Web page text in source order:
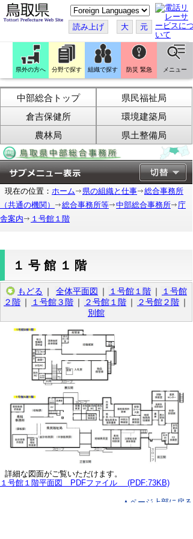
こ
の
ペ
ー
ジ
翻
訳
す
る
読み上げ 大 元
県外の方へ 分野で探す 組織で探す 防災 緊急 メニュー
中部総合トップ
県民福祉局
倉吉保健所
環境建築局
農林局
県土整備局
現在の位置： ホーム 県の組織と仕事
総合事務所
（共通の機関）
総合事務所等 中部総合事務所
庁
舎案内
１号館１階
１号館１階
もどる ｜ 全体平面図 ｜ １号館１階 ｜
１号館
２階 ｜ １号館３階 ｜ ２号館１階 ｜ ２号館２階 ｜
別館
詳細な図面がご覧いただけます。
１号館１階平面図 PDFファイル (PDF:73KB)
▲ページ上部に戻る